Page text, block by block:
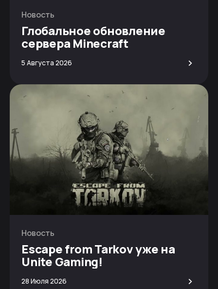
Новость
Глобальное обновление
сервера Minecraft
5 Августа 2026 >
Новость
Escape from Tarkov уже на
Unite Gaming!
28 Июля 2026 >